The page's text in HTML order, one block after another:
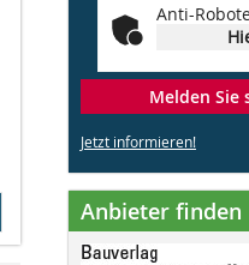
Anti-
Melden Sie
Jetzt informieren!
Anbieter finden